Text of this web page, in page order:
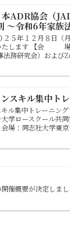
本ADR協会（
～令和6年家族
２５年１２月
たします 【会 場
法務研究会）および
スキル集中ト
ル集中トレーニン
学ロースクール共
場：同志社大学東
催概要が決定しま